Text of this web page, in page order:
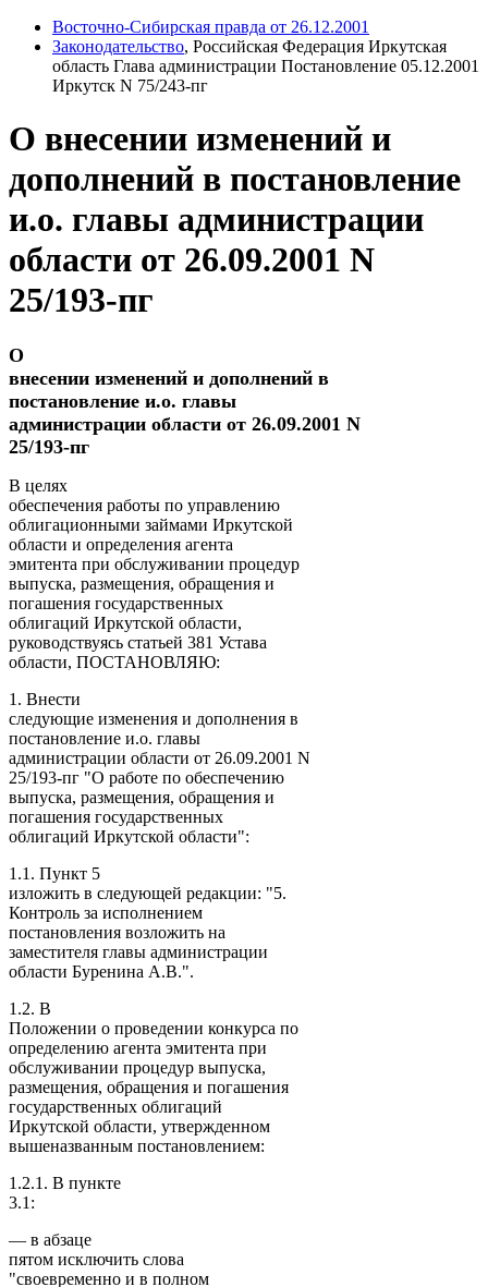
Восточно-Сибирская правда от 26.12.2001
Законодательство, Российская Федерация Иркутская
область Глава администрации Постановление 05.12.2001
Иркутск N 75/243-пг
О внесении изменений и
дополнений в постановление
и.о. главы администрации
области от 26.09.2001 N
25/193-пг
О
внесении изменений и дополнений в
постановление и.о. главы
администрации области от 26.09.2001 N
25/193-пг
B целях
обеспечения работы по управлению
облигационными займами Иркутской
области и определения агента
эмитента при обслуживании процедур
выпуска, размещения, обращения и
погашения государственных
облигаций Иркутской области,
руководствуясь статьей 381 Устава
области, ПОСТАНОВЛЯЮ:
1. Внести
следующие изменения и дополнения в
постановление и.о. главы
администрации области от 26.09.2001 N
25/193-пг "О работе по обеспечению
выпуска, размещения, обращения и
погашения государственных
облигаций Иркутской области":
1.1. Пункт 5
изложить в следующей редакции: "5.
Контроль за исполнением
постановления возложить на
заместителя главы администрации
области Буренина А.В.".
1.2. В
Положении о проведении конкурса по
определению агента эмитента при
обслуживании процедур выпуска,
размещения, обращения и погашения
государственных облигаций
Иркутской области, утвержденном
вышеназванным постановлением:
1.2.1. В пункте
3.1:
— в абзаце
пятом исключить слова
"своевременно и в полном